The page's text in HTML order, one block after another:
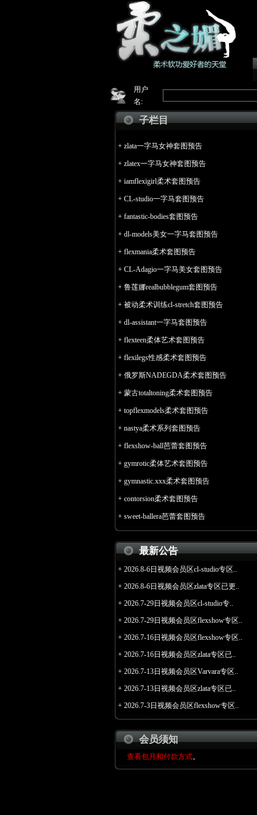
用户
名:
子栏目
+ zlata一字马女神套图预告
+ zlatex一字马女神套图预告
+ iamflexigirl柔术套图预告
+ CL-studio一字马套图预告
+ fantastic-bodies套图预告
+ dl-models美女一字马套图预告
+ flexmania柔术套图预告
+ CL-Adagio一字马美女套图预告
+ 鲁莲娜realbubblegum套图预告
+ 被动柔术训练cl-stretch套图预告
+ dl-assistant一字马套图预告
+ flexteen柔体艺术套图预告
+ flexilegs性感柔术套图预告
+ 俄罗斯NADEGDA柔术套图预告
+ 蒙古totaltoning柔术套图预告
+ topflexmodels柔术套图预告
+ nastya柔术系列套图预告
+ flexshow-ball芭蕾套图预告
+ gymrotic柔体艺术套图预告
+ gymnastic.xxx柔术套图预告
+ contorsion柔术套图预告
+ sweet-ballera芭蕾套图预告
最新公告
+ 2026.8-6日视频会员区cl-studio专区..
+ 2026.8-6日视频会员区zlata专区已更..
+ 2026.7-29日视频会员区cl-studio专..
+ 2026.7-29日视频会员区flexshow专区..
+ 2026.7-16日视频会员区flexshow专区..
+ 2026.7-16日视频会员区zlata专区已..
+ 2026.7-13日视频会员区Varvara专区..
+ 2026.7-13日视频会员区zlata专区已..
+ 2026.7-3日视频会员区flexshow专区..
会员须知
查看包月和付款方式。